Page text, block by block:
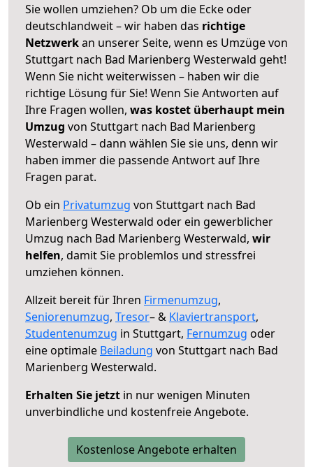
Sie wollen umziehen? Ob um die Ecke oder
deutschlandweit – wir haben das richtige
Netzwerkan unserer Seite, wenn es Umzüge von
Stuttgart nach Bad Marienberg Westerwald geht!
Wenn Sie nicht weiterwissen – haben wir die
richtige Lösung für Sie! Wenn Sie Antworten auf
Ihre Fragen wollen, was kostet überhaupt mein
Umzug von Stuttgart nach Bad Marienberg
Westerwald – dann wählen Sie sie uns, denn wir
haben immer die passende Antwort auf Ihre
Fragen parat.
Ob ein Privatumzug von Stuttgart nach Bad
Marienberg Westerwald oder ein gewerblicher
Umzug nach Bad Marienberg Westerwald, wir
helfen, damit Sie problemlos und stressfrei
umziehen können.
Allzeit bereit für Ihren Firmenumzug,
Seniorenumzug, Tresor– & Klaviertransport,
Studentenumzug in Stuttgart, Fernumzug oder
eine optimale Beiladung von Stuttgart nach Bad
Marienberg Westerwald.
Erhalten Sie jetzt in nur wenigen Minuten
unverbindliche und kostenfreie Angebote.
Kostenlose Angebote erhalten